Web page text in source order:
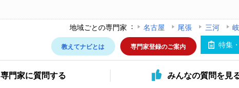
地域ごとの専門家 名古屋 尾張 三河
特集
教えてナビとは 専門家登録のご案内
専門家に質問する みんなの質問を見